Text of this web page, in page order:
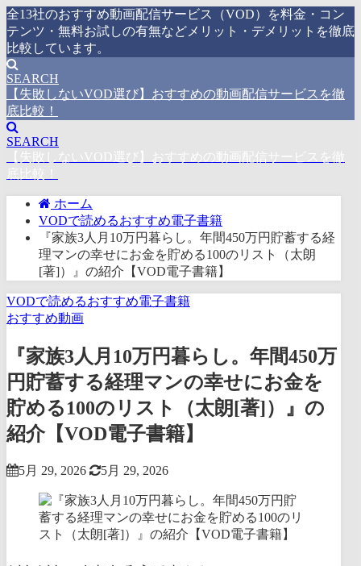
全13社のおすすめ動画配信サービス（VOD）を料金・コン
テンツ・無料お試しの有無などメリット・デメリットを徹底
比較しています。
SEARCH
【失敗しないVOD選び】おすすめの動画配信サービスを徹
底比較！
SEARCH
【失敗しないVOD選び】おすすめの動画配信サービスを徹
底比較！
ホーム
VODで読めるおすすめ電子書籍
『家族3人月10万円暮らし。年間450万円貯蓄する経
理マンの幸せにお金を貯める100のリスト（太朗
[著]）』の紹介【VOD電子書籍】
VODで読めるおすすめ電子書籍
おすすめ動画
『家族3人月10万円暮らし。年間450万
円貯蓄する経理マンの幸せにお金を
貯める100のリスト（太朗[著]）』の
紹介【VOD電子書籍】
5月 29, 2026 5月 29, 2026